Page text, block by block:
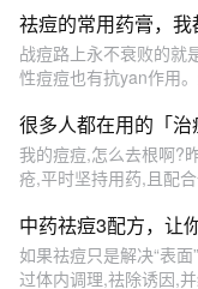
祛痘的常用药膏，
战痘路上永不衰败的就
性痘痘也有抗yan作用
很多人都在用的「治
我的痘痘,怎么去根啊?
疮,平时坚持用药,且配
中药祛痘3配方，让
如果祛痘只是解决“表
过体内调理,祛除诱因,